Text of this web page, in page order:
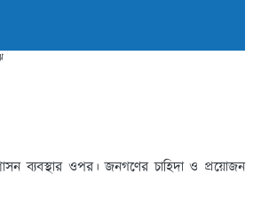
ব্যবস্থার ওপর। জনগণের চাহিদা ও প্রয়োজন